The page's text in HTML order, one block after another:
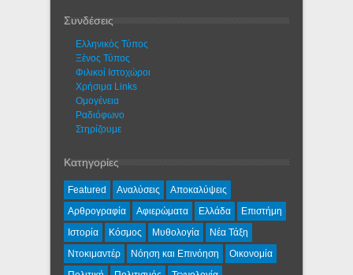
Συνδέσεις
Ελληνικός Τύπος
Ξένος Τύπος
Φιλικοί Ιστοχώροι
Χρήσιμα Links
Ομογένεια
Ραδιόφωνο
Στηρίζουμε
Κατηγορίες
Featured Αναλύσεις
Αποκαλύψεις
Αρθρογραφία
Αφιερώματα Ελλάδα
Επιστήμη
Ιστορία
Κόσμος Μυθολογία
Νέα Τάξη
Ντοκιμαντέρ
Νόηση και Επινόηση
Οικονομία